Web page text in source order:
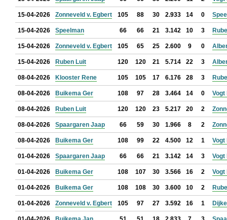
15-04-2026 Zonneveld v. Egbert 105 88 30 2.933 14 0
15-04-2026 Speelman 66 66 21 3.142 10 3
15-04-2026 Zonneveld v. Egbert 105 65 25 2.600 9 0
15-04-2026 Ruben Luit 120 120 21 5.714 22 3
08-04-2026 Klooster Rene 105 105 17 6.176 28 3
08-04-2026 Buikema Ger 108 97 28 3.464 14 0 Vogt
08-04-2026 Ruben Luit 120 120 23 5.217 20 2
08-04-2026 Spaargaren Jaap 66 59 30 1.966 8 2
08-04-2026 Buikema Ger 108 99 22 4.500 12 1 Vogt
01-04-2026 Spaargaren Jaap 66 66 21 3.142 14 3 Vogt
01-04-2026 Buikema Ger 108 107 30 3.566 16 2 Vogt
01-04-2026 Buikema Ger 108 108 30 3.600 10 2
01-04-2026 Zonneveld v. Egbert 105 97 27 3.592 16 1